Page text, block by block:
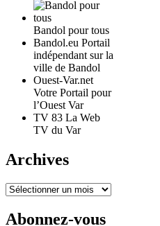
Bandol pour tous
Bandol.eu Portail
indépendant sur la
ville de Bandol
Ouest-Var.net
Votre Portail pour
l’Ouest Var
TV 83 La Web
TV du Var
Archives
Archives
Abonnez-vous